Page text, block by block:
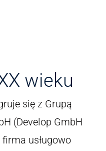
wieku
się z Grupą
(Develop GmbH
firma usługowo